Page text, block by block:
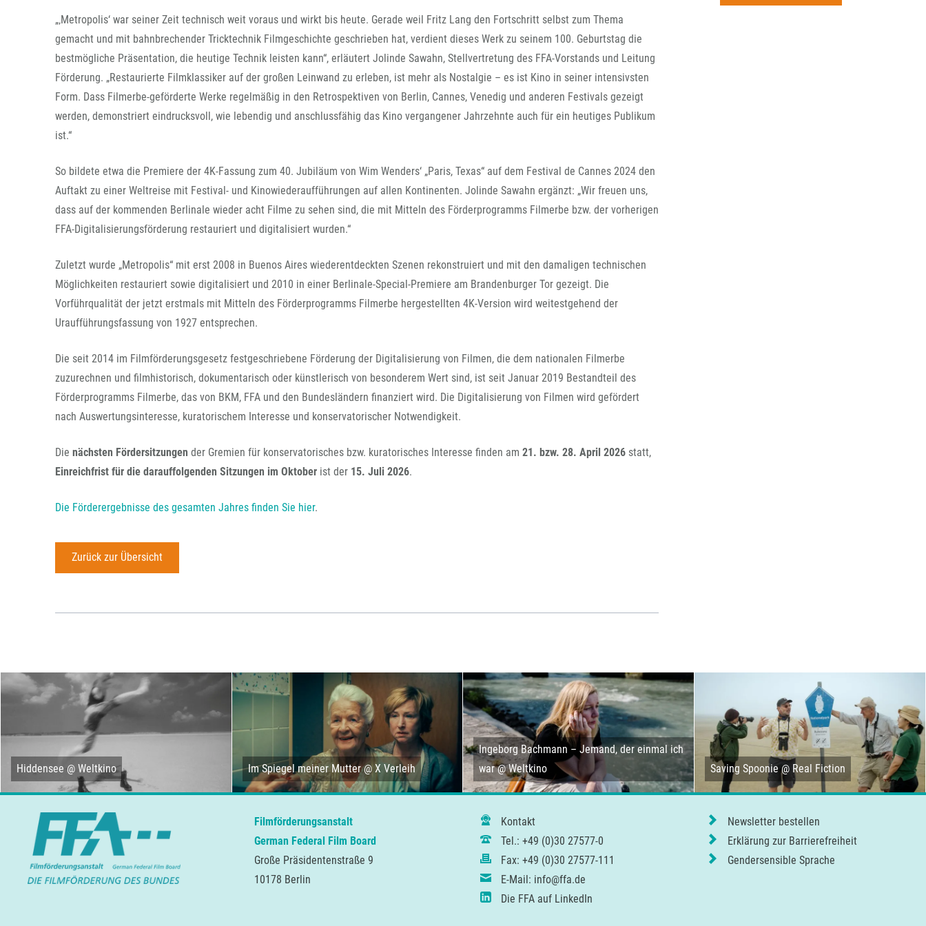
„‚Metropolis‘ war seiner Zeit technisch weit voraus und wirkt bis heute. Gerade weil Fritz Lang den Fortschritt selbst zum Thema
gemacht und mit bahnbrechender Tricktechnik Filmgeschichte geschrieben hat, verdient dieses Werk zu seinem 100. Geburtstag die
bestmögliche Präsentation, die heutige Technik leisten kann“, erläutert Jolinde Sawahn, Stellvertretung des FFA-Vorstands und Leitung
Förderung. „Restaurierte Filmklassiker auf der großen Leinwand zu erleben, ist mehr als Nostalgie – es ist Kino in seiner intensivsten
Form. Dass Filmerbe-geförderte Werke regelmäßig in den Retrospektiven von Berlin, Cannes, Venedig und anderen Festivals gezeigt
werden, demonstriert eindrucksvoll, wie lebendig und anschlussfähig das Kino vergangener Jahrzehnte auch für ein heutiges Publikum
ist.“
So bildete etwa die Premiere der 4K-Fassung zum 40. Jubiläum von Wim Wenders‘ „Paris, Texas“ auf dem Festival de Cannes 2024 den
Auftakt zu einer Weltreise mit Festival- und Kinowiederaufführungen auf allen Kontinenten. Jolinde Sawahn ergänzt: „Wir freuen uns,
dass auf der kommenden Berlinale wieder acht Filme zu sehen sind, die mit Mitteln des Förderprogramms Filmerbe bzw. der vorherigen
FFA-Digitalisierungsförderung restauriert und digitalisiert wurden.“
Zuletzt wurde „Metropolis“ mit erst 2008 in Buenos Aires wiederentdeckten Szenen rekonstruiert und mit den damaligen technischen
Möglichkeiten restauriert sowie digitalisiert und 2010 in einer Berlinale-Special-Premiere am Brandenburger Tor gezeigt. Die
Vorführqualität der jetzt erstmals mit Mitteln des Förderprogramms Filmerbe hergestellten 4K-Version wird weitestgehend der
Uraufführungsfassung von 1927 entsprechen.
Die seit 2014 im Filmförderungsgesetz festgeschriebene Förderung der Digitalisierung von Filmen, die dem nationalen Filmerbe
zuzurechnen und filmhistorisch, dokumentarisch oder künstlerisch von besonderem Wert sind, ist seit Januar 2019 Bestandteil des
Förderprogramms Filmerbe, das von BKM, FFA und den Bundesländern finanziert wird. Die Digitalisierung von Filmen wird gefördert
nach Auswertungsinteresse, kuratorischem Interesse und konservatorischer Notwendigkeit.
Die nächsten Fördersitzungen der Gremien für konservatorisches bzw. kuratorisches Interesse finden am 21. bzw. 28. April 2026 statt,
Einreichfrist für die darauffolgenden Sitzungen im Oktober ist der 15. Juli 2026.
Die Förderergebnisse des gesamten Jahres finden Sie hier.
Zurück zur Übersicht
Hiddensee @ Weltkino Im Spiegel meiner Mutter @ X Verleih
Ingeborg Bachmann – Jemand, der einmal ich
war @ Weltkino
Saving Spoonie @ Real Fiction
Filmförderungsanstalt
German Federal Film Board
Große Präsidentenstraße 9
10178 Berlin
Kontakt
Tel.: +49 (0)30 27577-0
Fax: +49 (0)30 27577-111
E-Mail: info@ffa.de
Die FFA auf LinkedIn
Newsletter bestellen
Erklärung zur Barrierefreiheit
Gendersensible Sprache